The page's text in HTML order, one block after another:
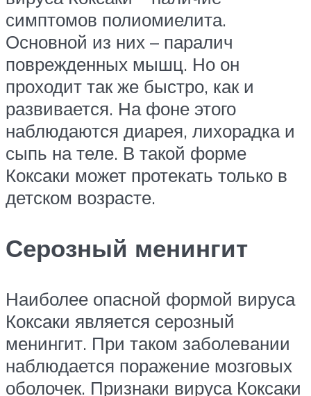
симптомов полиомиелита.
Основной из них – паралич
поврежденных мышц. Но он
проходит так же быстро, как и
развивается. На фоне этого
наблюдаются диарея, лихорадка и
сыпь на теле. В такой форме
Коксаки может протекать только в
детском возрасте.
Серозный менингит
Наиболее опасной формой вируса
Коксаки является серозный
менингит. При таком заболевании
наблюдается поражение мозговых
оболочек. Признаки вируса Коксаки